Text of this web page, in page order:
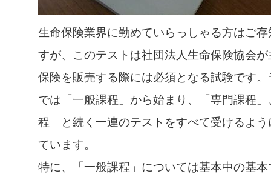
生命保険業界に勤めていらっしゃる方はご
すが、このテストは社団法人生命保険協会
保険を販売する際には必須となる試験です
では「一般課程」から始まり、「専門課程
程」と続く一連のテストをすべて受けるよ
ています。
特に、「一般課程」については基本中の基